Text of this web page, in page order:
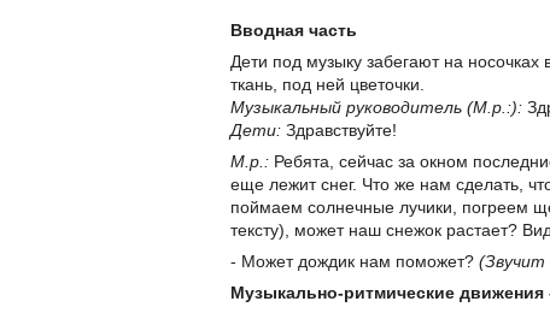
Вводная часть
Дети под музыку забегают на носочках
ткань, под ней цветочки.
Музыкальный руководитель (М.р.:):
Дети: Здравствуйте!
М.р.: Ребята, сейчас за окном
еще лежит снег. Что же нам сделать,
поймаем солнечные лучики, погреем
тексту), может наш снежок растает?
- Может дождик нам поможет? (Звучит
Музыкально-ритмические движения